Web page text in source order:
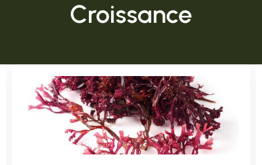
Croissance